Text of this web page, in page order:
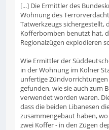
[...] Die Ermittler des
Wohnung des
Tatwerkzeugs sichergestellt,
Kofferbomben benutzt hat,
Regionalzügen explodieren
Wie Ermittler der
in der Wohnung im Kölner
unfertige
gefunden, wie sie auch zum
verwendet worden waren.
dass die beiden Libanesen
zusammengebaut haben,
zwei Koffer - in den Zügen